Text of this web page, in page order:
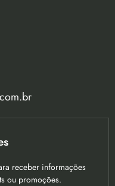
receber informações
ou promoções.